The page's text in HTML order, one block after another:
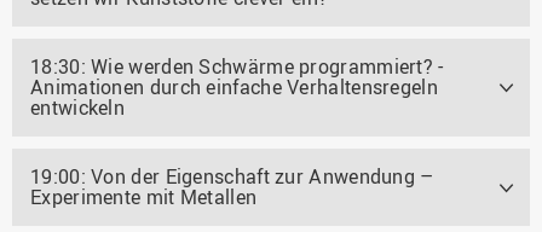
18:30: Wie werden Schwärme programmiert? -
Animationen durch einfache Verhaltensregeln
entwickeln
19:00: Von der Eigenschaft zur Anwendung –
Experimente mit Metallen